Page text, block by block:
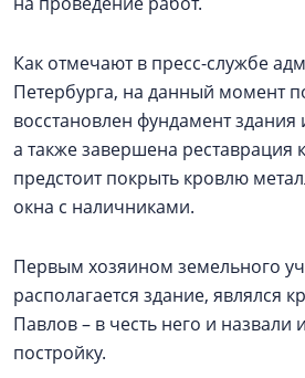
Как отмечают в пресс-службе
Петербурга, на данный момент
восстановлен фундамент
а также завершена реставрация
предстоит покрыть кровлю
окна с наличниками.
Первым хозяином земельного
располагается здание, являлся
Павлов – в честь него и назвали
постройку.